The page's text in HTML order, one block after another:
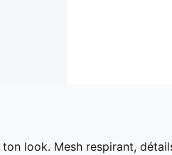
look. Mesh respirant,